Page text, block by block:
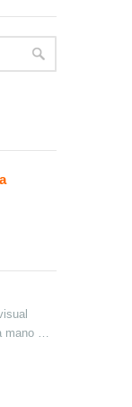
mano de